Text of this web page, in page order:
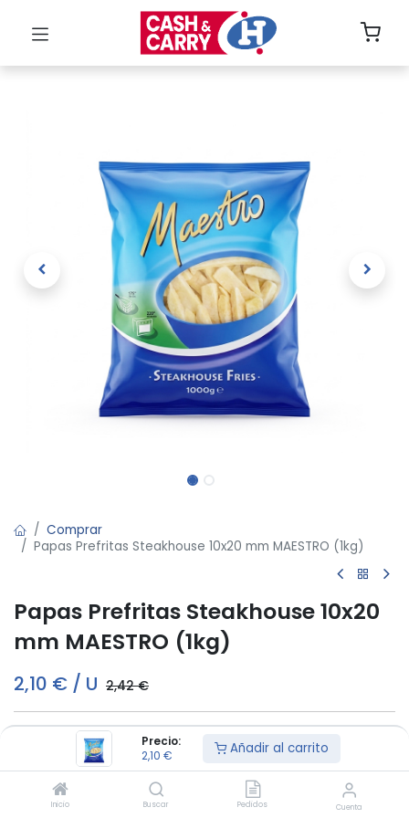
Precio:
2,10 € Añadir al carrito
Inicio Buscar Pedidos Cuenta
Comprar
Papas Prefritas Steakhouse 10x20 mm MAESTRO (1kg)
Papas Prefritas Steakhouse 10x20
mm MAESTRO (1kg)
2,10 € / U 2,42€
Añadir al carrito
Este producto es vendido en cajas de 10